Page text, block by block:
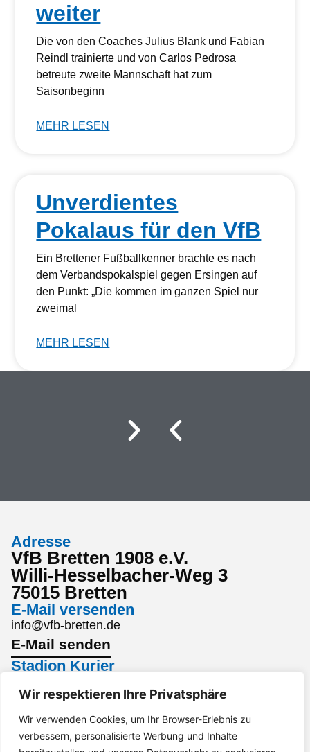
Wir respektieren Ihre Privatsphäre
Wir verwenden Cookies, um Ihr Browser-Erlebnis zu
verbessern, personalisierte Werbung und Inhalte
weiter
Die von den Coaches Julius Blank und Fabian
Reindl trainierte und von Carlos Pedrosa
betreute zweite Mannschaft hat zum
Saisonbeginn
MEHR LESEN
Unverdientes
Pokalaus für den VfB
Ein Brettener Fußballkenner brachte es nach
dem Verbandspokalspiel gegen Ersingen auf
den Punkt: „Die kommen im ganzen Spiel nur
zweimal
MEHR LESEN
Adresse
VfB Bretten 1908 e.V.
Willi-Hesselbacher-Weg 3
75015 Bretten
E-Mail versenden
info@vfb-bretten.de
E-Mail senden
Stadion Kurier
Stadion Kurier
Interesse an einem Sponsoring?
Gerne per Mail an marketing@vfb-bretten.de.